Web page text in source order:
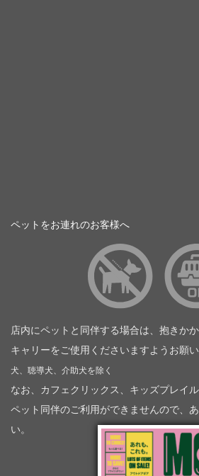
ペットをお連れのお客様へ
店内にペットと同伴する場合は、抱きか
キャリーをご使用くださいますようお願い
犬、聴導犬、介助犬を除く
なお、カフェクリックス、キッズプレイ
ペット同伴のご利用ができませんので、
い。